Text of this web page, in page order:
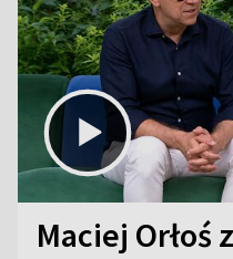
Maciej Orłoś